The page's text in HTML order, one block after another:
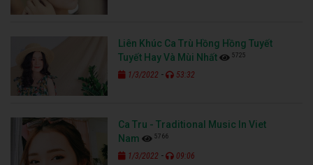
Liên Khúc Ca Trù Hồng Hồng Tuyết
Tuyết Hay Và Mùi Nhất
5725
1/3/2022 - 53:32
Ca Tru - Traditional Music In Viet
Nam
5766
1/3/2022 - 09:06